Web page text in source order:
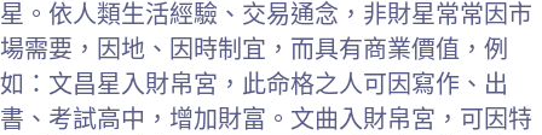
星。依人類生活經驗、交易通念，非財星常常因市
場需要，因地、因時制宜，而具有商業價值，例
如：文昌星入財帛宮，此命格之人可因寫作、出
書、考試高中，增加財富。文曲入財帛宮，可因特